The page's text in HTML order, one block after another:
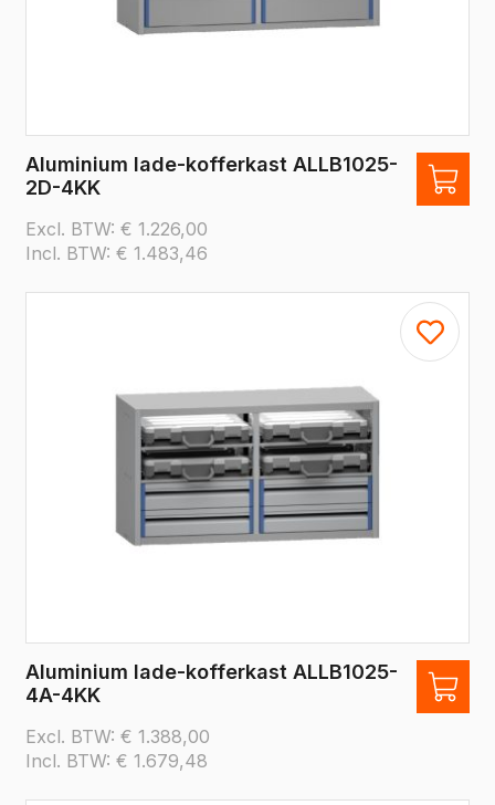
Aluminium lade-kofferkast ALLB1025-
2D-4KK
Excl. BTW: € 1.226,00
Incl. BTW: € 1.483,46
Aluminium lade-kofferkast ALLB1025-
4A-4KK
Excl. BTW: € 1.388,00
Incl. BTW: € 1.679,48